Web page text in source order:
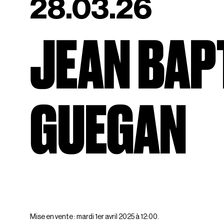
28.03.26
JEAN
GUEGAN
Mise en vente : mardi 1er avril 2025 à 12:00.